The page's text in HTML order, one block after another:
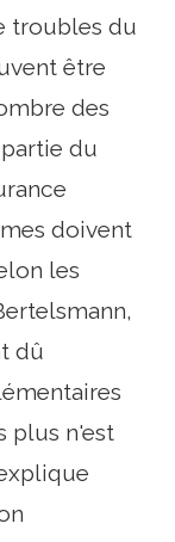
troubles du
être
des
du
doivent
les
dû
plus n'est